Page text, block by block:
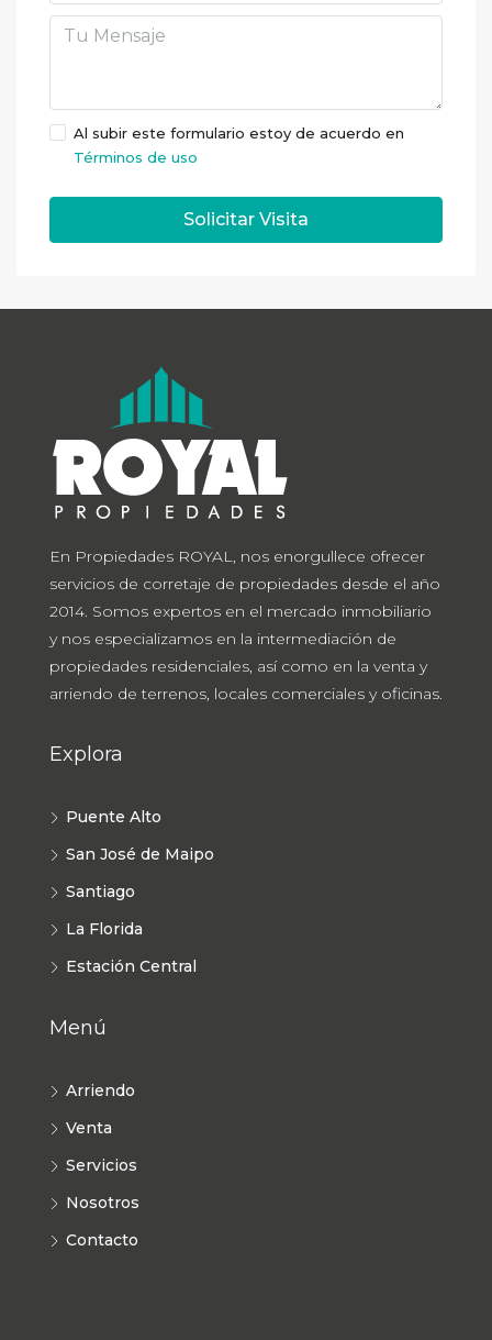
Al subir este formulario estoy de acuerdo en
Términos de uso
Solicitar Visita
En Propiedades ROYAL, nos enorgullece ofrecer
servicios de corretaje de propiedades desde el año
2014. Somos expertos en el mercado inmobiliario
y nos especializamos en la intermediación de
propiedades residenciales, así como en la venta y
arriendo de terrenos, locales comerciales y oficinas.
Explora
Puente Alto
San José de Maipo
Santiago
La Florida
Estación Central
Menú
Arriendo
Venta
Servicios
Nosotros
Contacto